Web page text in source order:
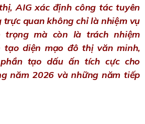
AIG xác định công tác tuyên
trực quan không chỉ là nhiệm vụ
trọng mà còn là trách nhiệm
tạo diện mạo đô thị văn minh,
tạo dấu ấn tích cực cho
năm 2026 và những năm tiếp